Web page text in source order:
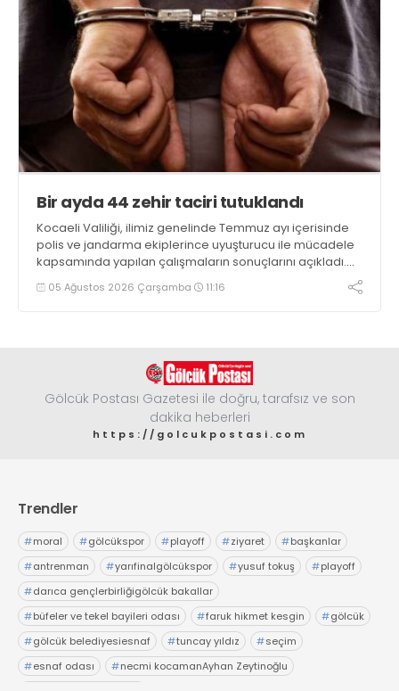
Bir ayda 44 zehir taciri tutuklandı
Kocaeli Valiliği, ilimiz genelinde Temmuz ayı içerisinde
polis ve jandarma ekiplerince uyuşturucu ile mücadele
kapsamında yapılan çalışmaların sonuçlarını açıkladı.
Çalışmalar sonucunda uyuşturucu ve uyarıcı madde
kullanan, ticaretini ve sevkiyatını yapan 44 şahıs
05 Ağustos 2026 Çarşamba 11:16
Gölcük Postası Gazetesi ile doğru, tarafsız ve son
dakika heberleri
https://golcukpostasi.com
Trendler
#moral #gölcükspor #playoff #ziyaret #başkanlar
#antrenman #yarıfinalgölcükspor #yusuf tokuş #playoff
#darıca gençlerbirliğigölcük bakallar
#büfeler ve tekel bayileri odası #faruk hikmet kesgin #gölcük
#gölcük belediyesiesnaf #tuncay yıldız #seçim
#esnaf odası #necmi kocamanAyhan Zeytinoğlu